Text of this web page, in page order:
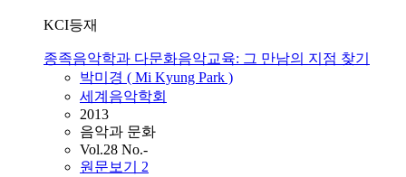
KCI등재
종족음악학과 다문화음악교육: 그 만남의 지점 찾기
박미경 ( Mi Kyung Park )
세계음악학회
2013
음악과 문화
Vol.28 No.-
원문보기 2